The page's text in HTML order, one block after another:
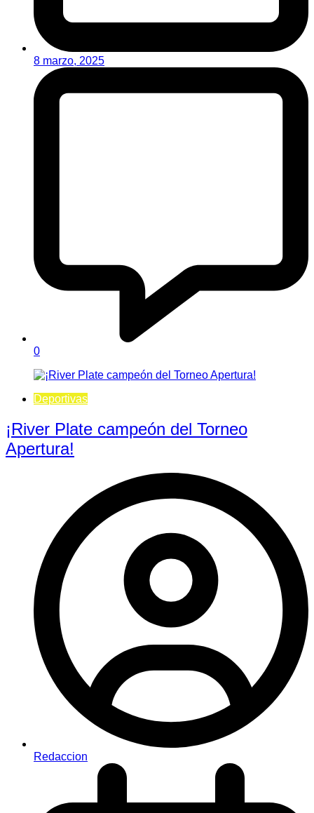
8 marzo, 2025
0
Deportivas
¡River Plate campeón del Torneo
Apertura!
Redaccion